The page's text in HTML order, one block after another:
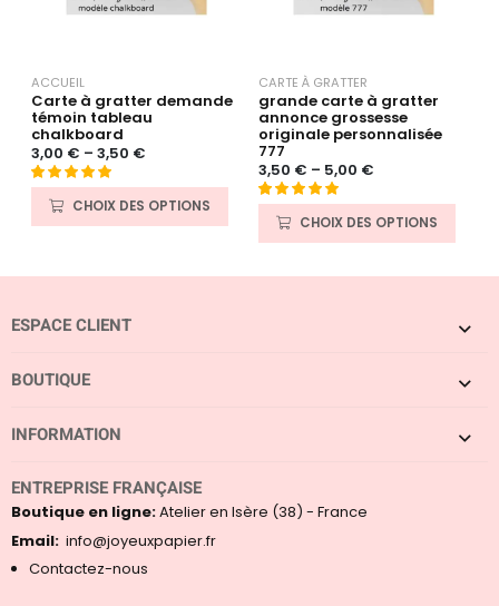
ACCUEIL
Carte à gratter demande
témoin tableau
chalkboard
3,00 € – 3,50 €
Noté 5.00
sur 5 basé
CHOIX DES OPTIONS
CARTE À GRATTER
grande carte à gratter
annonce grossesse
originale personnalisée
777
3,50 € – 5,00 €
Noté 4.90
sur 5 basé
notations
CHOIX DES OPTIONS
ENTREPRISE FRANÇAISE
Boutique en ligne:Atelier en Isère (38) - France
Email: info@joyeuxpapier.fr
Contactez-nous
ESPACE CLIENT
BOUTIQUE
INFORMATION